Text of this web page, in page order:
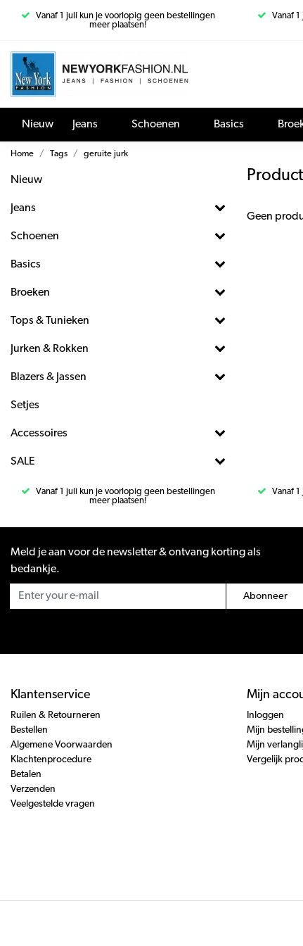
Vanaf 1 juli kun je voorlopig geen bestellingen
meer plaatsen!
Vanaf
Nieuw Jeans Schoenen Basics
Home Tags geruite jurk
Nieuw
Jeans
Schoenen
Basics
Broeken
Tops & Tunieken
Jurken & Rokken
Blazers & Jassen
Setjes
Accessoires
SALE
Geen
Vanaf 1 juli kun je voorlopig geen bestellingen
meer plaatsen!
Vanaf
Meld je aan voor de newsletter & ontvang korting als
bedankje.
Abonneer
Klantenservice
Ruilen & Retourneren
Bestellen
Algemene Voorwaarden
Klachtenprocedure
Betalen
Verzenden
Veelgestelde vragen
Mijn
Inloggen
Mijn
Mijn
Vergelijk